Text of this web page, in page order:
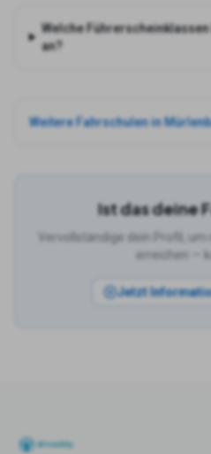
Welche
an?
Weitere Fahrschulen in
Ist das deine
Vervollständige dein Profil,
erreichen —
Jetzt